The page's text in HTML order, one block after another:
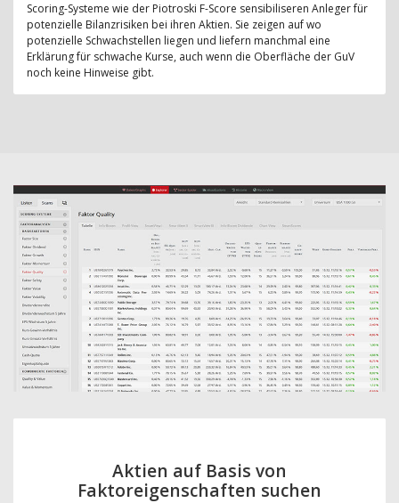
Scoring-Systeme wie der Piotroski F-Score sensibiliseren Anleger für
potenzielle Bilanzrisiken bei ihren Aktien. Sie zeigen auf wo
potenzielle Schwachstellen liegen und liefern manchmal eine
Erklärung für schwache Kurse, auch wenn die Oberfläche der GuV
noch keine Hinweise gibt.
Aktien auf Basis von
Faktoreigenschaften suchen